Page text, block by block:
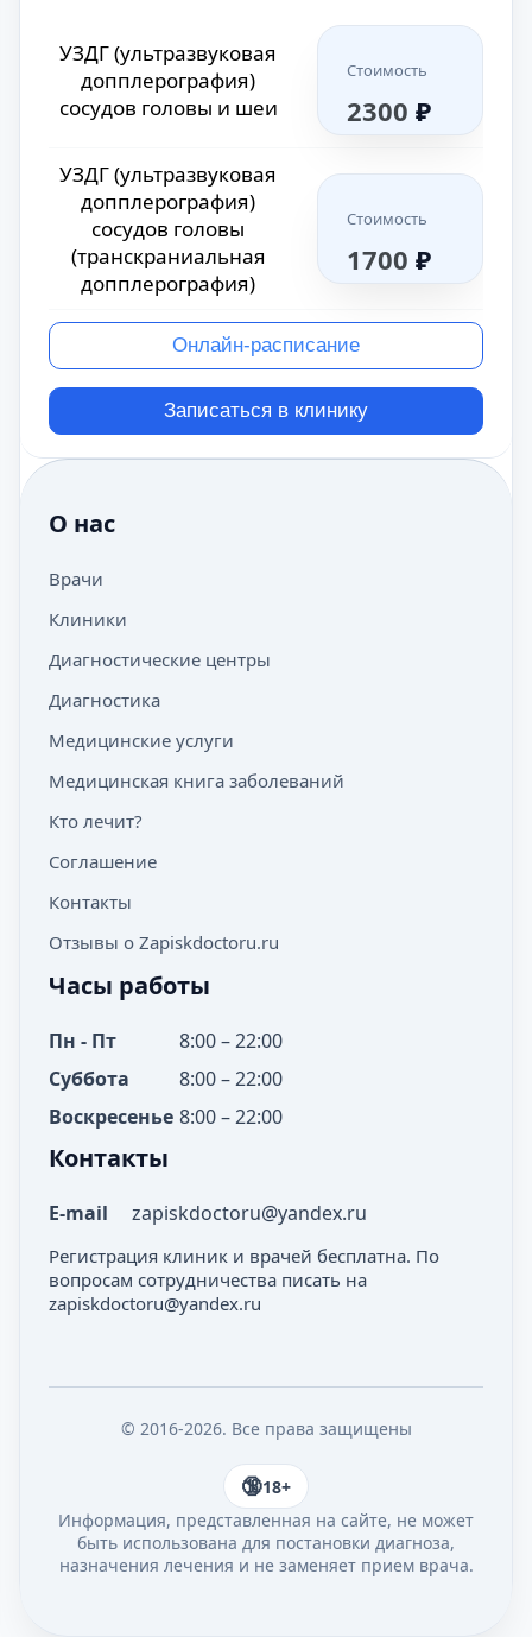
УЗДГ (ультразвуковая
допплерография)
сосудов головы и шеи
Стоимость
2300 ₽
УЗДГ (ультразвуковая
допплерография)
сосудов головы
(транскраниальная
допплерография)
Стоимость
1700 ₽
Онлайн-расписание
Записаться в клинику
О нас
Врачи
Клиники
Диагностические центры
Диагностика
Медицинские услуги
Медицинская книга заболеваний
Кто лечит?
Соглашение
Контакты
Отзывы о Zapiskdoctoru.ru
Часы работы
Пн - Пт
8:00 – 22:00
Суббота
8:00 – 22:00
Воскресенье 8:00 – 22:00
Контакты
E-mail zapiskdoctoru@yandex.ru
Регистрация клиник и врачей бесплатна. По
вопросам сотрудничества писать на
zapiskdoctoru@yandex.ru
© 2016-2026. Все права защищены
18+
Информация, представленная на сайте, не может
быть использована для постановки диагноза,
назначения лечения и не заменяет прием врача.